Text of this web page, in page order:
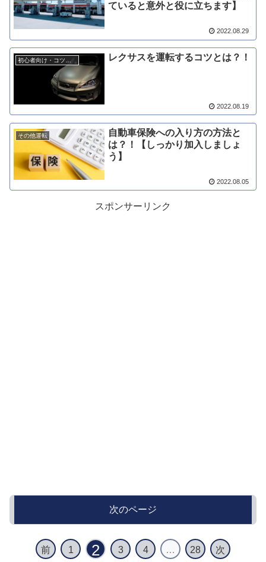
ていると意外と役に立ちます】
2022.08.29
初心者向け・コツ情報 レクサスを運転するコツとは？！
2022.08.19
その他運転
自動車保険への入り方の方法と
は？！【しっかり加入しましょ
う】
2022.08.05
スポンサーリンク
次のページ
前 1 2 3 4 … 28 次